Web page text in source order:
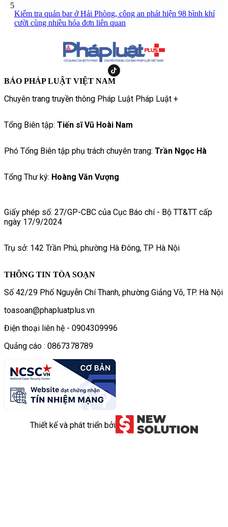
5
Kiểm tra quán bar ở Hải Phòng, công an phát hiện 98 bình khí
cười cùng nhiều hóa đơn liên quan
BÁO PHÁP LUẬT VIỆT NAM
Chuyên trang truyền thông Pháp Luật Pháp Luật +
Tổng Biên tập: Tiến sĩ Vũ Hoài Nam
Phó Tổng Biên tập phụ trách chuyên trang: Trần Ngọc Hà
Tổng Thư ký: Hoàng Văn Vượng
Giấy phép số: 27/GP-CBC của Cục Báo chí - Bộ TT&TT cấp
ngày 17/9/2024
Trụ sở: 142 Trần Phú, phường Hà Đông, TP Hà Nội
THÔNG TIN TÒA SOẠN
Số 42/29 Phố Nguyễn Chí Thanh, phường Giảng Võ, TP. Hà Nội
toasoan@phapluatplus.vn
Điện thoại liên hệ - 0904309996
Quảng cáo : 0867378789
Thiết kế và phát triển bởi